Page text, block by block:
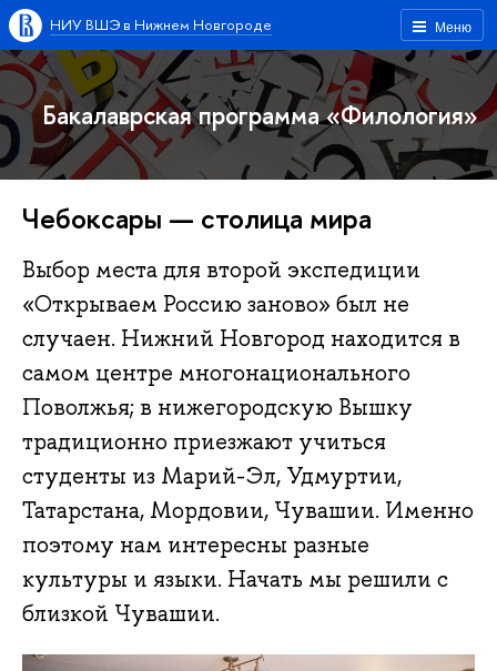
Меню
НИУ ВШЭ в Нижнем Новгороде
Бакалаврская программа «Филология»
Чебоксары — столица мира
Выбор места для второй экспедиции
«Открываем Россию заново» был не
случаен. Нижний Новгород находится в
самом центре многонационального
Поволжья; в нижегородскую Вышку
традиционно приезжают учиться
студенты из Марий-Эл, Удмуртии,
Татарстана, Мордовии, Чувашии. Именно
поэтому нам интересны разные
культуры и языки. Начать мы решили с
близкой Чувашии.